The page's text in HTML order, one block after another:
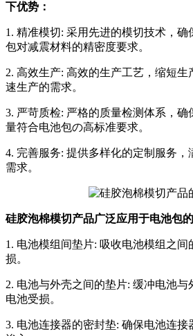
下优势：
1. 精准模切: 采用先进的模切技术，
包对减震材料的精密度要求。
2. 高效生产: 高效的生产工艺，缩短
速生产的需求。
3. 严苛质检: 严格的质量检测体系，
量符合电池包の高标准要求。
4. 完善服务: 提供多样化的定制服务
需求。
硅胶泡棉模切产品广泛应用于电池包
1. 电池模组间垫片: 吸收电池模组之
损。
2. 电池与外壳之间的垫片: 缓冲电池
电池受损。
3. 电池连接器的密封垫: 确保电池连